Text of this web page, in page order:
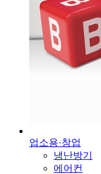
업소용·창업
냉난방기
에어컨